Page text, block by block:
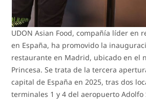
UDON Asian Food, compañía líder en
en España, ha promovido la
restaurante en Madrid, ubicado en el
Princesa. Se trata de la tercera
capital de España en 2025, tras dos
terminales 1 y 4 del aeropuerto Adolfo